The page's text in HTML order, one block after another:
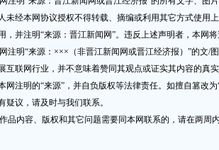
未经本网协议授权不得转载、摘编或利用其它方式使用
，并注明“来源：晋江新闻网”。违反上述声明者，本网将
注明“来源：×××（非晋江新闻网或晋江经济报）”的文/
互联网行业，并不意味着赞同其观点或证实其内容的真
网注明的“来源”，并自负版权等法律责任。如擅自篡改
疑议，请及时与我们联系。
品内容、版权和其它问题需要同本网联系的，请在两周